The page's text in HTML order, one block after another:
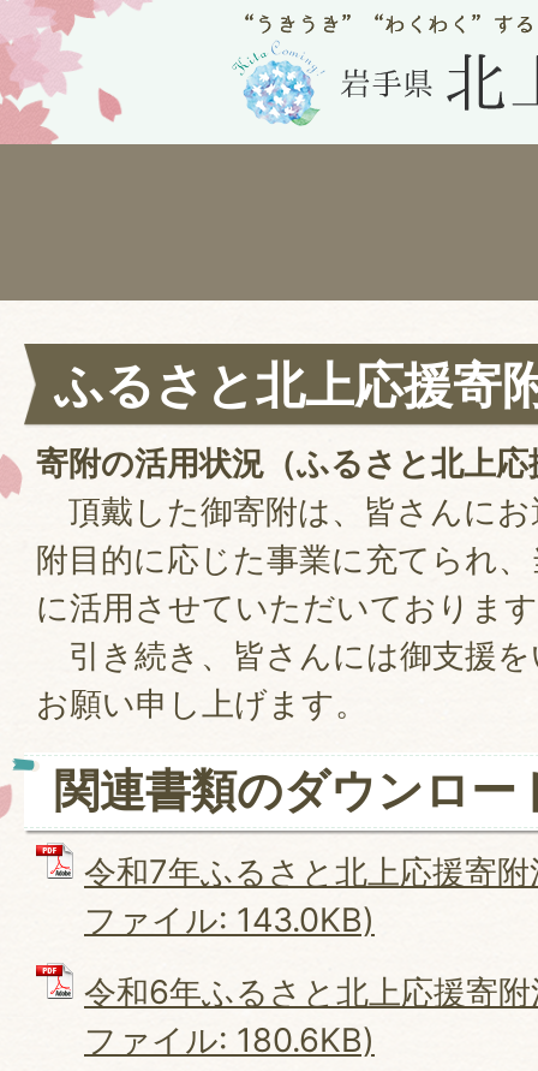
ふるさと北上応援寄
寄附の活用状況（ふるさと北上応
頂戴した御寄附は、皆さんに
附目的に応じた事業に充てられ
に活用させていただいておりま
引き続き、皆さんには御支援
お願い申し上げます。
関連書類のダウンロー
令和7年ふるさと北上応援寄
ファイル: 143.0KB)
令和6年ふるさと北上応援寄
ファイル: 180.6KB)